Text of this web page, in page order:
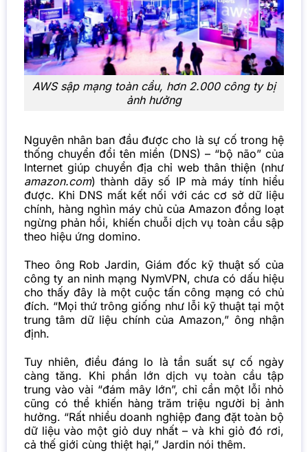
AWS sập mạng toàn cầu, hơn 2.000 công ty bị
ảnh hưởng
Nguyên nhân ban đầu được cho là sự cố trong hệ
thống chuyển đổi tên miền (DNS) – “bộ não” của
Internet giúp chuyển địa chỉ web thân thiện (như
amazon.com) thành dãy số IP mà máy tính hiểu
được. Khi DNS mất kết nối với các cơ sở dữ liệu
chính, hàng nghìn máy chủ của Amazon đồng loạt
ngừng phản hồi, khiến chuỗi dịch vụ toàn cầu sập
theo hiệu ứng domino.
Theo ông Rob Jardin, Giám đốc kỹ thuật số của
công ty an ninh mạng NymVPN, chưa có dấu hiệu
cho thấy đây là một cuộc tấn công mạng có chủ
đích. “Mọi thứ trông giống như lỗi kỹ thuật tại một
trung tâm dữ liệu chính của Amazon,” ông nhận
định.
Tuy nhiên, điều đáng lo là tần suất sự cố ngày
càng tăng. Khi phần lớn dịch vụ toàn cầu tập
trung vào vài “đám mây lớn”, chỉ cần một lỗi nhỏ
cũng có thể khiến hàng trăm triệu người bị ảnh
hưởng. “Rất nhiều doanh nghiệp đang đặt toàn bộ
dữ liệu vào một giỏ duy nhất – và khi giỏ đó rơi,
cả thế giới cùng thiệt hại,” Jardin nói thêm.